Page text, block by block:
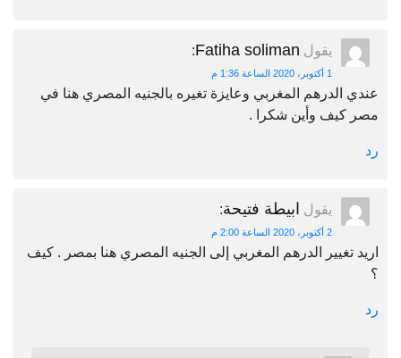
يقول Fatiha soliman
:
1 أكتوبر، 2020 الساعة 1:36 م
عندي الدرهم المغربي وعايزة تغيره بالجنيه المصري هنا في
مصر كيف وأين شكرا .
رد
يقول ابيطة فتيحة:
2 أكتوبر، 2020 الساعة 2:00 م
اريد تغيير الدرهم المغربي إلى الجنيه المصري هنا بمصر . كيف
؟
رد